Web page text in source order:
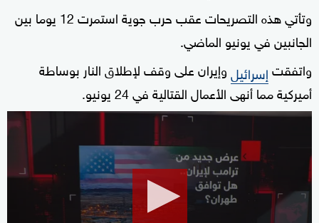
وتأتي هذه التصريحات
عقب حرب جوية استمرت 12 يوما بين
الجانبين في يونيو الماضي.
واتفقتإسرائيلوإيران على وقف لإطلاق النار بوساطة
أميركية مما أنهى الأعمال القتالية في 24 يونيو.
0
seconds
seconds